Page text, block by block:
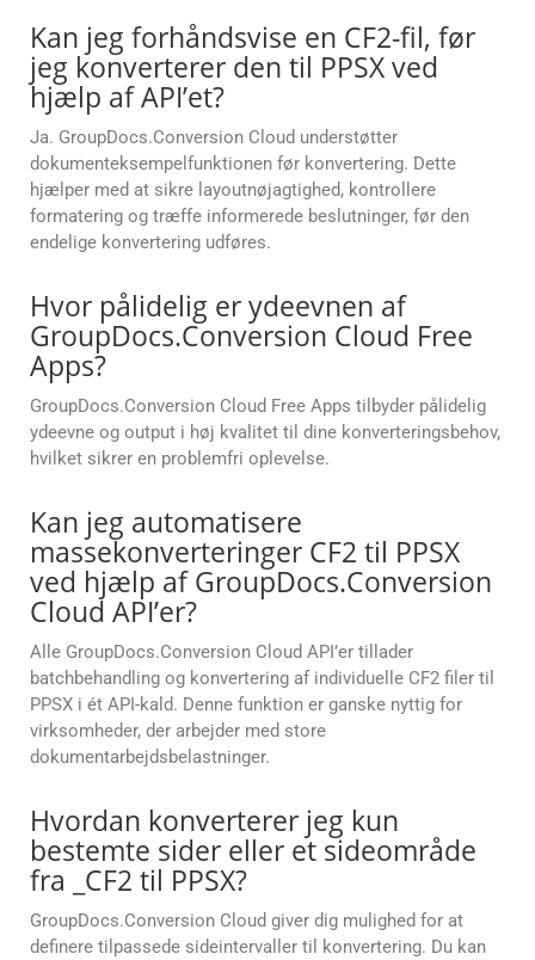
Kan jeg forhåndsvise en CF2-fil, før
jeg konverterer den til PPSX ved
hjælp af API’et?
Ja. GroupDocs.Conversion Cloud understøtter
dokumenteksempelfunktionen før konvertering. Dette
hjælper med at sikre layoutnøjagtighed, kontrollere
formatering og træffe informerede beslutninger, før den
endelige konvertering udføres.
Hvor pålidelig er ydeevnen af
GroupDocs.Conversion Cloud Free
Apps?
GroupDocs.Conversion Cloud Free Apps tilbyder pålidelig
ydeevne og output i høj kvalitet til dine konverteringsbehov,
hvilket sikrer en problemfri oplevelse.
Kan jeg automatisere
massekonverteringer CF2 til PPSX
ved hjælp af GroupDocs.Conversion
Cloud API’er?
Alle GroupDocs.Conversion Cloud API’er tillader
batchbehandling og konvertering af individuelle CF2 filer til
PPSX i ét API-kald. Denne funktion er ganske nyttig for
virksomheder, der arbejder med store
dokumentarbejdsbelastninger.
Hvordan konverterer jeg kun
bestemte sider eller et sideområde
fra _CF2 til PPSX?
GroupDocs.Conversion Cloud giver dig mulighed for at
definere tilpassede sideintervaller til konvertering. Du kan